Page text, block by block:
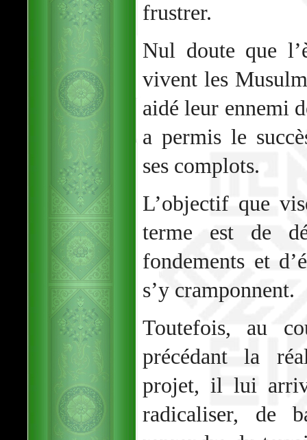
frustrer.
Nul doute que
vivent les
aidé leur ennemi
a permis le
ses complots.
L’objectif que
terme est de
fondements et
s’y cramponnent.
Toutefois, au
précédant la
projet, il lui
radicaliser, de